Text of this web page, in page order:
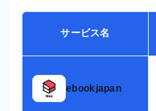
サービス名
ebookjapan